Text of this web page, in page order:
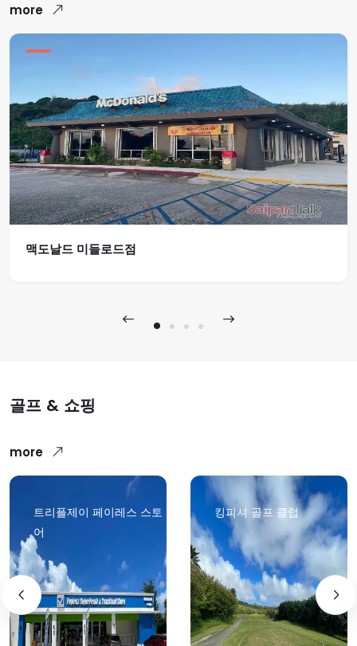
more
맥도날드 미들로드점
골프 & 쇼핑
more
트리플제이 페이레스 스토
어
킹피셔 골프 클럽